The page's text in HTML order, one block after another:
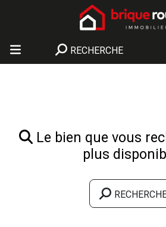
RECHERCHE
Le bien que vous
plus